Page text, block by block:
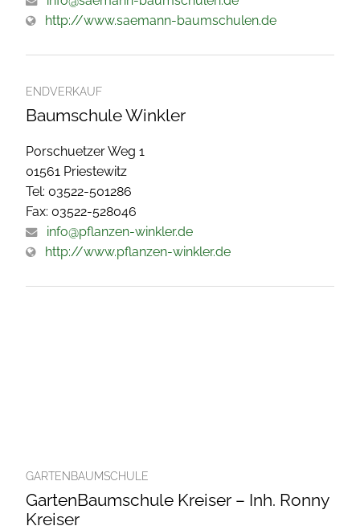
http://www.saemann-baumschulen.de
ENDVERKAUF
Baumschule Winkler
Porschuetzer Weg 1
01561 Priestewitz
Tel: 03522-501286
Fax: 03522-528046
info@pflanzen-winkler.de
http://www.pflanzen-winkler.de
GARTENBAUMSCHULE
GartenBaumschule Kreiser – Inh. Ronny
Kreiser